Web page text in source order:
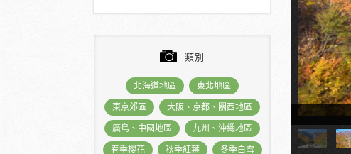
類別
北海道地區 東北地區
東京郊區 大阪、京都、關西地區
廣島、中國地區 九州、沖繩地區
春季櫻花 秋季紅葉 冬季白雪